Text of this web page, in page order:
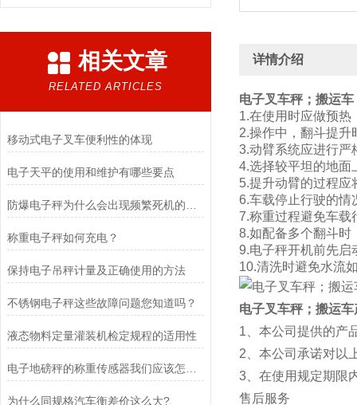
相关文章
RELATED ARTICLES
移动式电子叉车便利性的体现
电子天平的使用和维护有哪些要点
称重电子秤如何充电？
保持电子吊秤计量及正确使用的方法
不锈钢电子秤这些故障问题您知道吗？
液态物料定量灌装机检定规程的适用性
为什么同规格汽车衡差价这么大?
详情介绍
电子叉车秤；搬运车
1.在使用时应做预热
2.操作中，翻斗提升
3.动臂系统应进行严
4.选择较平坦的地面
5.提升动臂的过程应
6.车载停止行驶的情
7.称重过程避免车载
8.如配备多个翻斗时
9.电子秤开机前先启
10.清洗时避免水流
电子叉车秤；搬运车
1、本公司提供的产
2、本公司承诺对以
3、在使用规定期限
售后服务